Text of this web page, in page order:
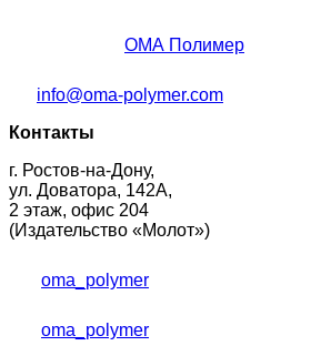
ОМА Полимер
info@oma-polymer.com
Контакты
г. Ростов-на-Дону,
ул. Доватора, 142А,
2 этаж, офис 204
(Издательство «Молот»)
oma_polymer
oma_polymer